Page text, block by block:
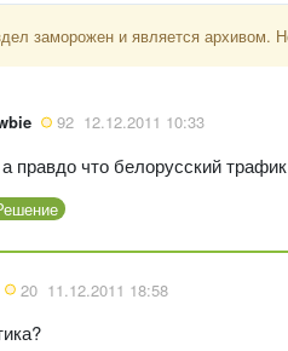
заморожен и является архивом.
92 12.12.2011 10:33
правдо что белорусский
20 11.12.2011 18:58